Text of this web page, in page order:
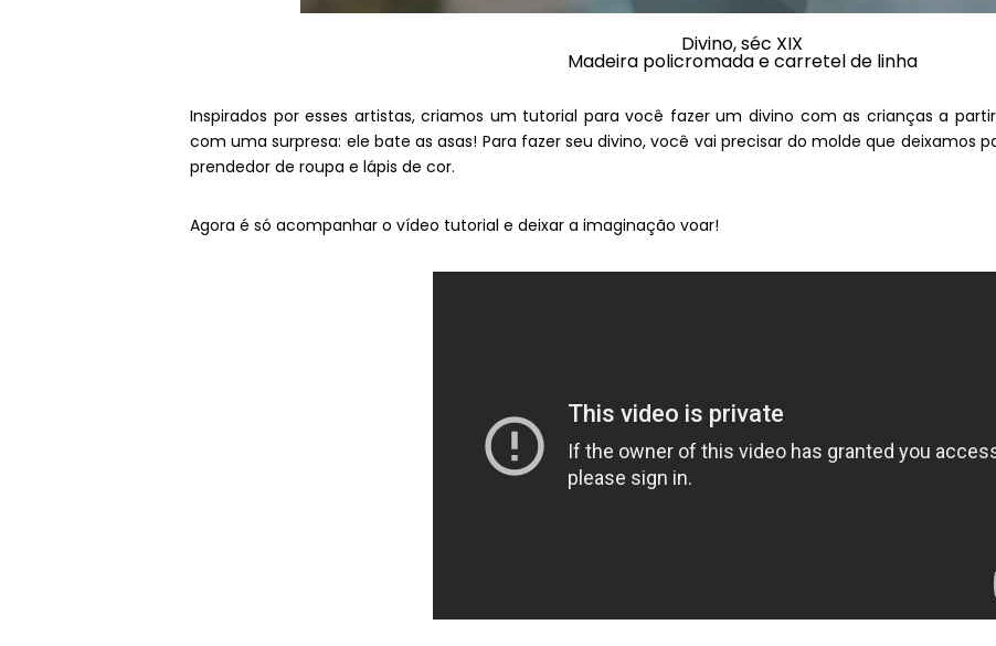
Divino, séc XIX
Madeira policromada e carretel de linha
Inspirados por esses artistas, criamos um tutorial para você fazer um divino com as crianças a
com uma surpresa: ele bate as asas! Para fazer seu divino, você vai precisar do molde que deixamos
prendedor de roupa e lápis de cor.
Agora é só acompanhar o vídeo tutorial e deixar a imaginação voar!